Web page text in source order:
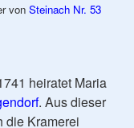
von Steinach Nr. 53
heiratet Maria
. Aus dieser
die Kramerei